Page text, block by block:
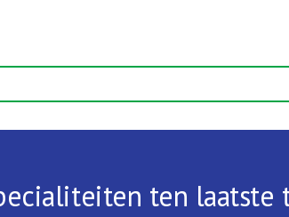
ten